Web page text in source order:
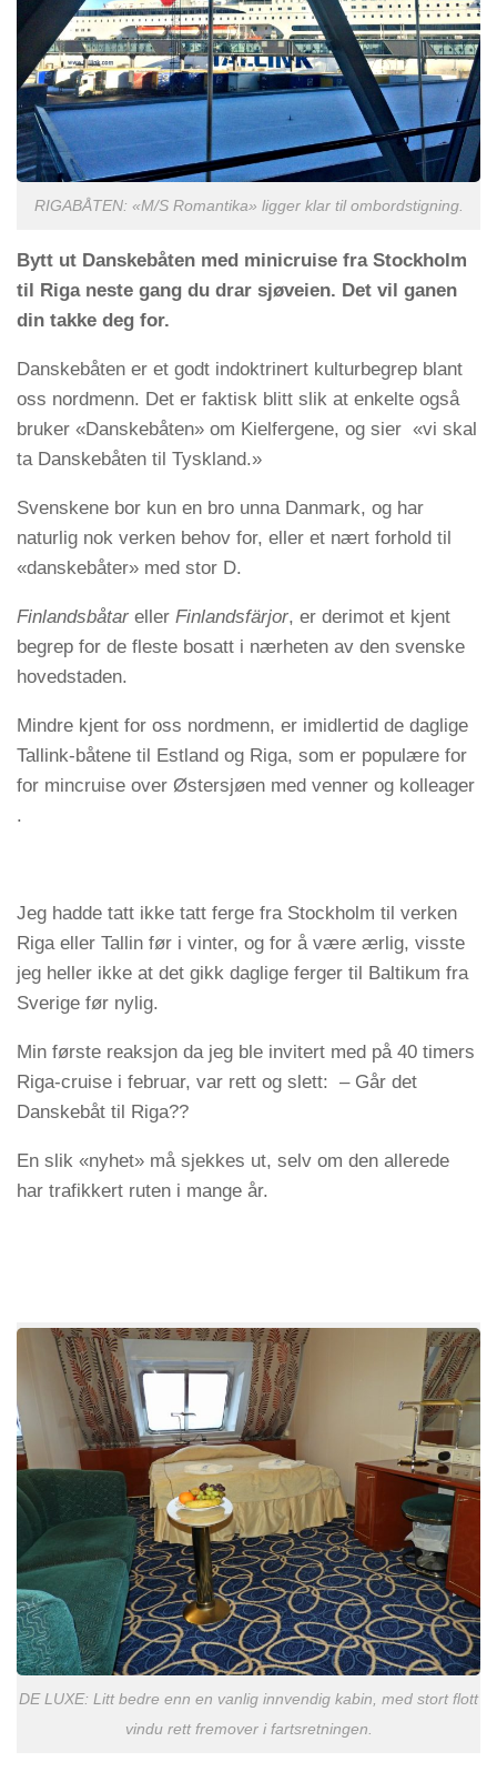
RIGABÅTEN: «M/S Romantika» ligger klar til ombordstigning.
Bytt ut Danskebåten med minicruise fra Stockholm
til Riga neste gang du drar sjøveien. Det vil ganen
din takke deg for.
Danskebåten er et godt indoktrinert kulturbegrep blant
oss nordmenn. Det er faktisk blitt slik at enkelte også
bruker «Danskebåten» om Kielfergene, og sier «vi skal
ta Danskebåten til Tyskland.»
Svenskene bor kun en bro unna Danmark, og har
naturlig nok verken behov for, eller et nært forhold til
«danskebåter» med stor D.
Finlandsbåtar eller Finlandsfärjor, er derimot et kjent
begrep for de fleste bosatt i nærheten av den svenske
hovedstaden.
Mindre kjent for oss nordmenn, er imidlertid de daglige
Tallink-båtene til Estland og Riga, som er populære for
for mincruise over Østersjøen med venner og kolleager
.
Jeg hadde tatt ikke tatt ferge fra Stockholm til verken
Riga eller Tallin før i vinter, og for å være ærlig, visste
jeg heller ikke at det gikk daglige ferger til Baltikum fra
Sverige før nylig.
Min første reaksjon da jeg ble invitert med på 40 timers
Riga-cruise i februar, var rett og slett: – Går det
Danskebåt til Riga??
En slik «nyhet» må sjekkes ut, selv om den allerede
har trafikkert ruten i mange år.
DE LUXE: Litt bedre enn en vanlig innvendig kabin, med stort flott
vindu rett fremover i fartsretningen.